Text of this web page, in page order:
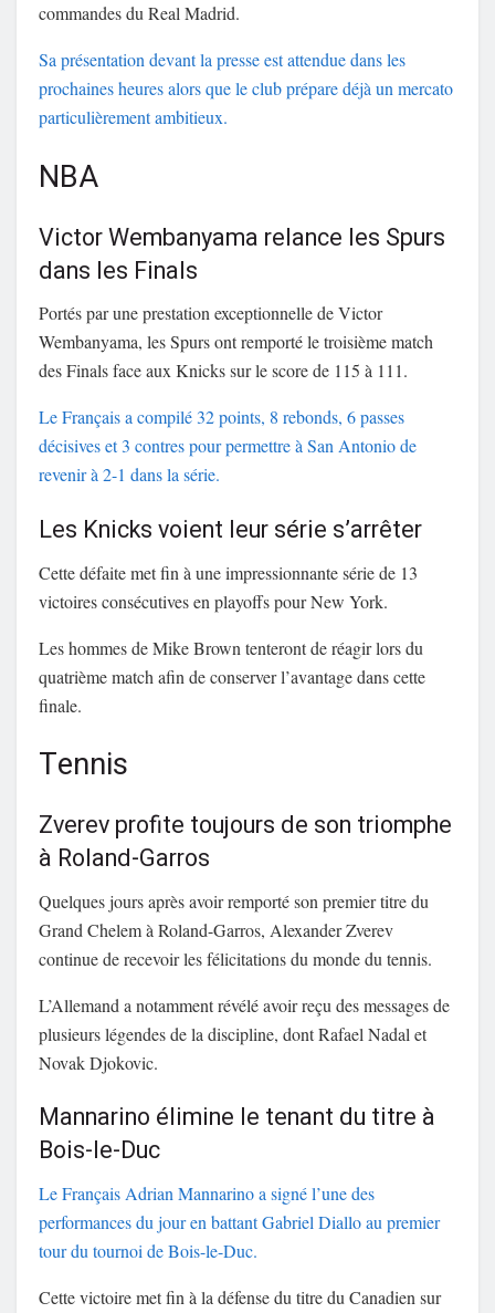
commandes du Real Madrid.
Sa présentation devant la presse est attendue dans les
prochaines heures alors que le club prépare déjà un mercato
particulièrement ambitieux.
NBA
Victor Wembanyama relance les Spurs
dans les Finals
Portés par une prestation exceptionnelle de Victor
Wembanyama, les Spurs ont remporté le troisième match
des Finals face aux Knicks sur le score de 115 à 111.
Le Français a compilé 32 points, 8 rebonds, 6 passes
décisives et 3 contres pour permettre à San Antonio de
revenir à 2-1 dans la série.
Les Knicks voient leur série s’arrêter
Cette défaite met fin à une impressionnante série de 13
victoires consécutives en playoffs pour New York.
Les hommes de Mike Brown tenteront de réagir lors du
quatrième match afin de conserver l’avantage dans cette
finale.
Tennis
Zverev profite toujours de son triomphe
à Roland-Garros
Quelques jours après avoir remporté son premier titre du
Grand Chelem à Roland-Garros, Alexander Zverev
continue de recevoir les félicitations du monde du tennis.
L’Allemand a notamment révélé avoir reçu des messages de
plusieurs légendes de la discipline, dont Rafael Nadal et
Novak Djokovic.
Mannarino élimine le tenant du titre à
Bois-le-Duc
Le Français Adrian Mannarino a signé l’une des
performances du jour en battant Gabriel Diallo au premier
tour du tournoi de Bois-le-Duc.
Cette victoire met fin à la défense du titre du Canadien sur